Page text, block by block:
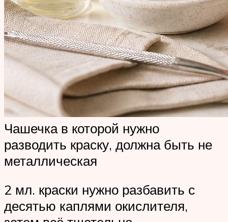
Чашечка в которой нужно
разводить краску, должна быть не
металлическая
2 мл. краски нужно разбавить с
десятью каплями окислителя,